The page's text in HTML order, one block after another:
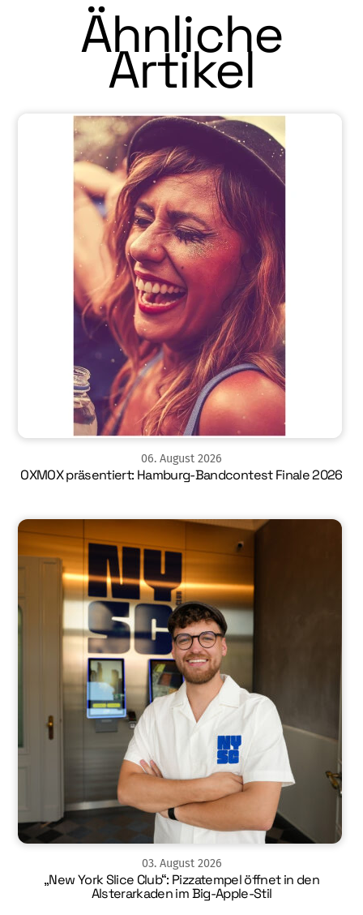
Ähnliche
Artikel
06. August 2026
OXMOX präsentiert: Hamburg-Bandcontest Finale 2026
03. August 2026
„New York Slice Club“: Pizzatempel öffnet in den
Alsterarkaden im Big-Apple-Stil